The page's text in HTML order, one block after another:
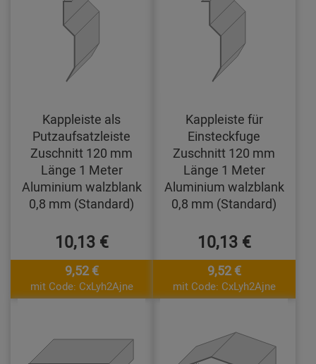
Kappleiste als
Putzaufsatzleiste
Zuschnitt 120 mm
Länge 1 Meter
Aluminium walzblank
0,8 mm (Standard)
10,13 €
9,52 €
mit Code: CxLyh2Ajne
Kappleiste für
Einsteckfuge
Zuschnitt 120 mm
Länge 1 Meter
Aluminium walzblank
0,8 mm (Standard)
10,13 €
9,52 €
mit Code: CxLyh2Ajne